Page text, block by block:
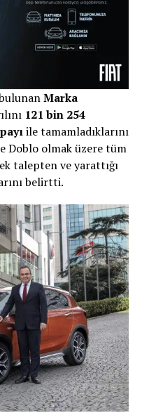
Marka
121 bin 254
ile tamamladıklarını
Doblo olmak üzere tüm
talepten ve yarattığı
belirtti.